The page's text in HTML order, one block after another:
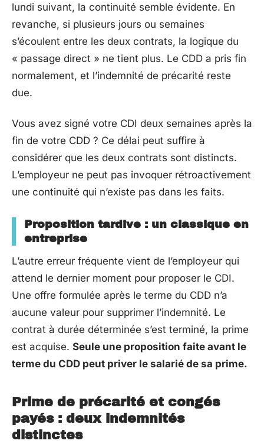
lundi suivant, la continuité semble évidente. En
revanche, si plusieurs jours ou semaines
s’écoulent entre les deux contrats, la logique du
« passage direct » ne tient plus. Le CDD a pris fin
normalement, et l’indemnité de précarité reste
due.
Vous avez signé votre CDI deux semaines après la
fin de votre CDD ? Ce délai peut suffire à
considérer que les deux contrats sont distincts.
L’employeur ne peut pas invoquer rétroactivement
une continuité qui n’existe pas dans les faits.
Proposition tardive : un classique en
entreprise
L’autre erreur fréquente vient de l’employeur qui
attend le dernier moment pour proposer le CDI.
Une offre formulée après le terme du CDD n’a
aucune valeur pour supprimer l’indemnité. Le
contrat à durée déterminée s’est terminé, la prime
est acquise. Seule une proposition faite avant le
terme du CDD peut priver le salarié de sa prime.
Prime de précarité et congés
payés : deux indemnités
distinctes